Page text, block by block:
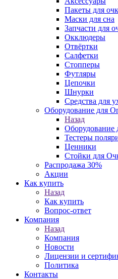
Пакеты для
Маски для сна
Запчасти для
Окклюдеры
Отвёртки
Салфетки
Стопперы
Футляры
Цепочки
Шнурки
Средства для
Оборудование для
Назад
Оборудование
Тестеры
Ценники
Стойки для
Распродажа 30%
Акции
Как купить
Назад
Как купить
Вопрос-ответ
Компания
Назад
Компания
Новости
Лицензии и
Политика
Контакты